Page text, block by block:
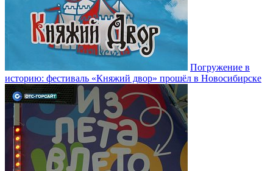
Погружение в
историю: фестиваль «Княжий двор» прошёл в Новосибирске